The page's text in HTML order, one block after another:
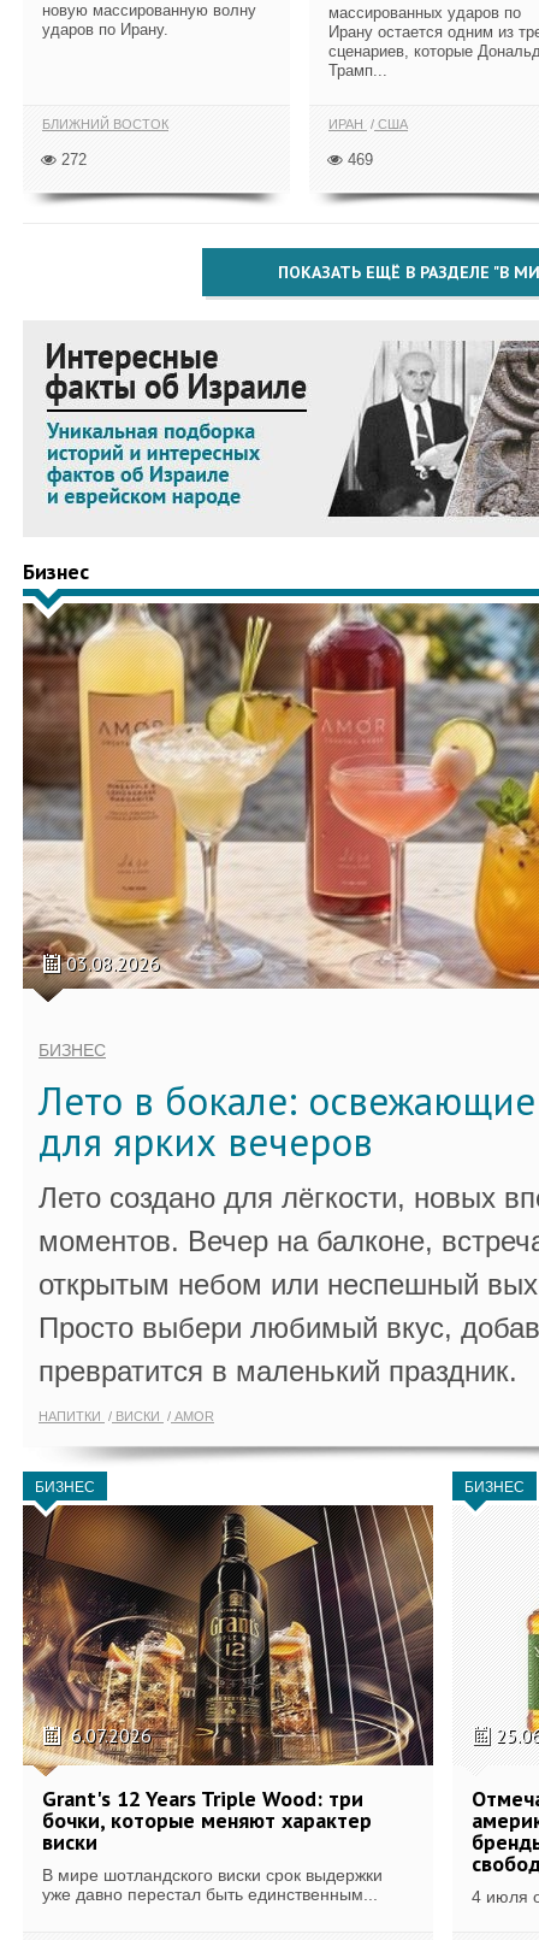
новую массированную волну
ударов по Ирану.
БЛИЖНИЙ ВОСТОК
272
массированных ударов по
Ирану остается одним из
сценариев, которые
Трамп...
ИРАН США
469
ПОКАЗАТЬ ЕЩЁ В РАЗДЕЛЕ "В
Бизнес
03.08.2026
БИЗНЕС
Лето в бокале:
для ярких вечеров
Лето создано для лёгкости, новых
моментов. Вечер на балконе,
открытым небом или неспешный
Просто выбери любимый вкус,
превратится в маленький праздник.
НАПИТКИ ВИСКИ AMOR
БИЗНЕС
6.07.2026
Grant's 12 Years Triple Wood: три
бочки, которые меняют характер
виски
В мире шотландского виски срок выдержки
уже давно перестал быть единственным...
БИЗНЕС
4 июля